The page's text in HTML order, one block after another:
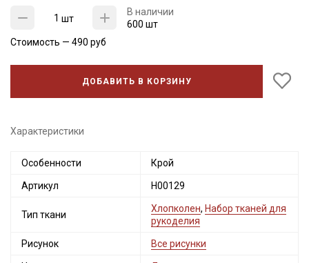
шт
В наличии
600 шт
Стоимость — 490 руб
ДОБАВИТЬ В КОРЗИНУ
Характеристики
Особенности Крой
Артикул Н00129
Тип ткани
Хлопколен, Набор тканей для
рукоделия
Рисунок Все рисунки